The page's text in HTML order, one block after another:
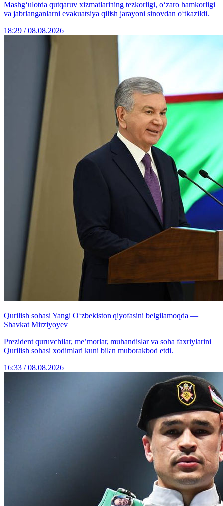
Mashg‘ulotda qutqaruv xizmatlarining tezkorligi, o‘zaro hamkorligi
va jabrlanganlarni evakuatsiya qilish jarayoni sinovdan o‘tkazildi.
18:29 / 08.08.2026
Qurilish sohasi Yangi O‘zbekiston qiyofasini belgilamoqda —
Shavkat Mirziyoyev
Prezident quruvchilar, me’morlar, muhandislar va soha faxriylarini
Qurilish sohasi xodimlari kuni bilan muborakbod etdi.
16:33 / 08.08.2026